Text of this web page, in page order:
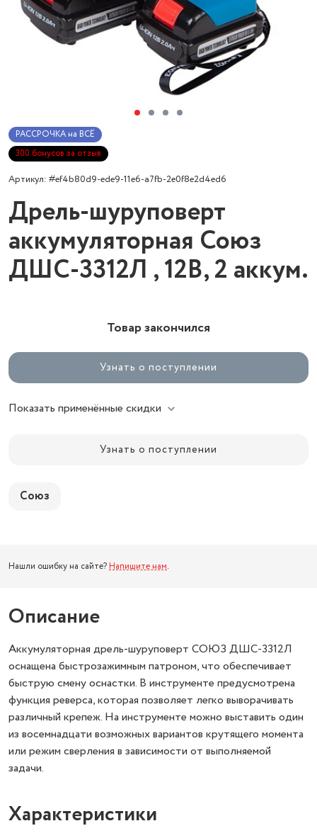
РАССРОЧКА на ВСЁ
300 бонусов за отзыв
Артикул: #ef4b80d9-ede9-11e6-a7fb-2e0f8e2d4ed6
Дрель-шуруповерт
аккумуляторная Союз
ДШС-3312Л , 12В, 2 аккум.
Товар закончился
Узнать о поступлении
Показать применённые скидки
Узнать о поступлении
Союз
Нашли ошибку на сайте? Напишите нам.
Описание
Аккумуляторная дрель-шуруповерт СОЮЗ ДШС-3312Л
оснащена быстрозажимным патроном, что обеспечивает
быструю смену оснастки. В инструменте предусмотрена
функция реверса, которая позволяет легко выворачивать
различный крепеж. На инструменте можно выставить один
из восемнадцати возможных вариантов крутящего момента
или режим сверления в зависимости от выполняемой
задачи.
Характеристики